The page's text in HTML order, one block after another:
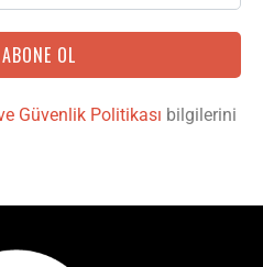
ABONE OL
Güvenlik Politikası bilgilerini